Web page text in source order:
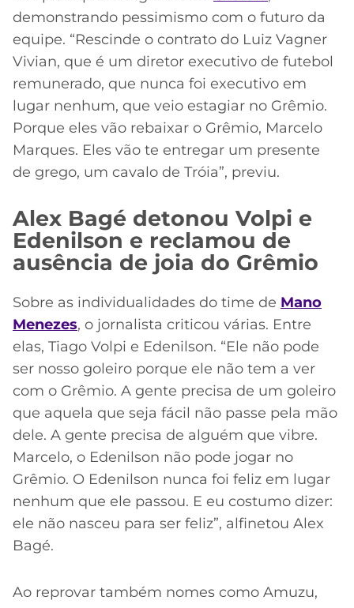
demonstrando pessimismo com o futuro da
equipe. “Rescinde o contrato do Luiz Vagner
Vivian, que é um diretor executivo de futebol
remunerado, que nunca foi executivo em
lugar nenhum, que veio estagiar no Grêmio.
Porque eles vão rebaixar o Grêmio, Marcelo
Marques. Eles vão te entregar um presente
de grego, um cavalo de Tróia”, previu.
Alex Bagé detonou Volpi e
Edenilson e reclamou de
ausência de joia do Grêmio
Sobre as individualidades do time de Mano
Menezes, o jornalista criticou várias. Entre
elas, Tiago Volpi e Edenilson. “Ele não pode
ser nosso goleiro porque ele não tem a ver
com o Grêmio. A gente precisa de um goleiro
que aquela que seja fácil não passe pela mão
dele. A gente precisa de alguém que vibre.
Marcelo, o Edenilson não pode jogar no
Grêmio. O Edenilson nunca foi feliz em lugar
nenhum que ele passou. E eu costumo dizer:
ele não nasceu para ser feliz”, alfinetou Alex
Bagé.
Ao reprovar também nomes como Amuzu,